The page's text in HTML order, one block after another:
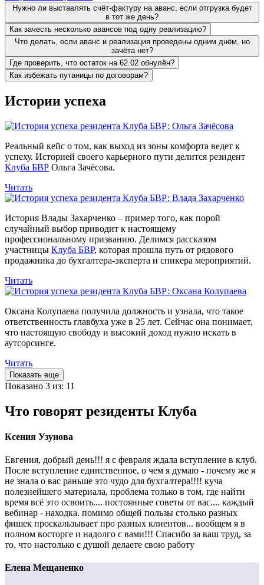
Нужно ли выставлять счёт-фактуру на аванс, если отгрузка будет
в тот же день?
Как зачесть несколько авансов под одну реализацию?
Что делать, если аванс и реализация проведены одним днём, но
зачёта нет?
Где проверить, что остаток на 62.02 обнулён?
Как избежать путаницы по договорам?
Истории успеха
Реальный кейс о том, как выход из зоны комфорта ведет к
успеху. Историей своего карьерного пути делится резидент
Клуба БВР Ольга Зачёсова.
Читать
История Влады Захарченко – пример того, как порой
случайный выбор приводит к настоящему
профессиональному призванию. Делимся рассказом
участницы Клуба БВР, которая прошла путь от рядового
продажника до бухгалтера-эксперта и спикера мероприятий.
Читать
Оксана Колупаева получила должность и узнала, что такое
ответственность главбуха уже в 25 лет. Сейчас она понимает,
что настоящую свободу и высокий доход нужно искать в
аутсорсинге.
Читать
Показать еще
Показано 3 из: 11
Что говорят резиденты Клуба
Ксения Узунова
Евгения, добрый день!!! я с февраля ждала вступление в клуб.
После вступление единственное, о чем я думаю - почему же я
не знала о вас раньше это чудо для бухгалтера!!!! куча
полезнейшего материала, проблема только в том, где найти
время всё это освоить.... постоянные советы от вас.... каждый
вебинар - находка. помимо общей пользы столько разных
фишек проскальзывает про разных клиентов... вообщем я в
полном восторге и надолго с вами!!! Спасибо за ваш труд, за
то, что настолько с душой делаете свою работу
Елена Мещаненко